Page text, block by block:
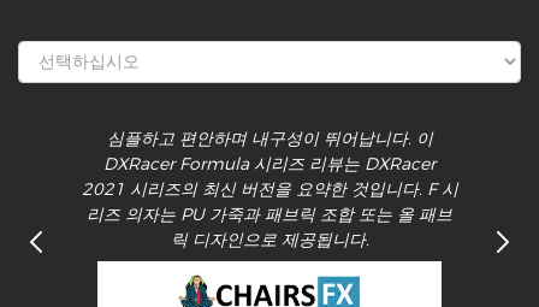
심플하고 편안하며 내구성이 뛰어납니다. 이
DXRacer Formula 시리즈 리뷰는 DXRacer
2021 시리즈의 최신 버전을 요약한 것입니다. F 시
리즈 의자는 PU 가죽과 패브릭 조합 또는 올 패브
릭 디자인으로 제공됩니다.